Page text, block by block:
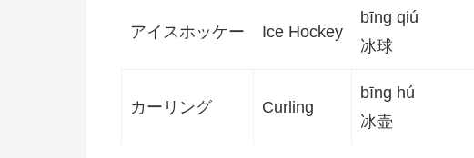
アイスホッケー Ice Hockey
bīng qiú
冰球
カーリング Curling
bīng hú
冰壶